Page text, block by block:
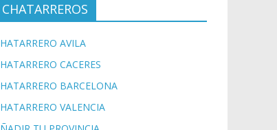
CHATARREROS
AVILA
CACERES
BARCELONA
VALENCIA